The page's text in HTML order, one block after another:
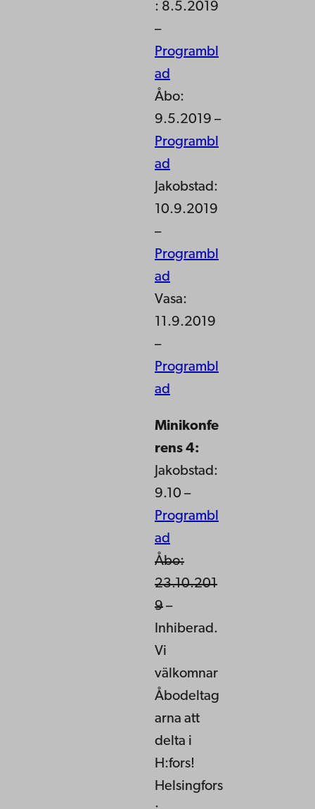
: 8.5.2019
–
Programbl
ad
Åbo:
9.5.2019 –
Programbl
ad
Jakobstad:
10.9.2019
–
Programbl
ad
Vasa:
11.9.2019
–
Programbl
ad
Minikonfe
rens 4:
Jakobstad:
9.10 –
Programbl
ad
Åbo:
23.10.201
9 –
Inhiberad.
Vi
välkomnar
Åbodeltag
arna att
delta i
H:fors!
Helsingfors